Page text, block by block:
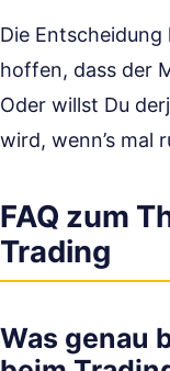
Die
hoffen, dass der
Oder willst Du
wird, wenn’s mal
FAQ zum
Trading
Was genau